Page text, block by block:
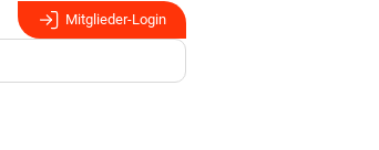
Mitglieder-Login